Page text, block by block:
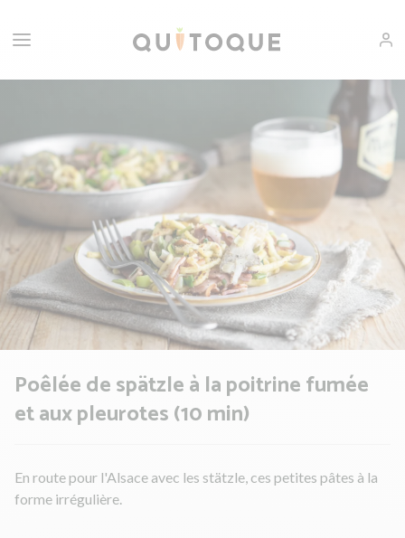
Poêlée de spätzle à la poitrine fumée
et aux pleurotes (10 min)
En route pour l'Alsace avec les stätzle, ces petites pâtes à la
forme irrégulière.